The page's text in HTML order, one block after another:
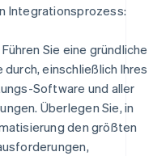
Integrationsprozess:
Führen Sie eine gründliche
einschließlich Ihres
Software und aller
Überlegen Sie, in
den größten